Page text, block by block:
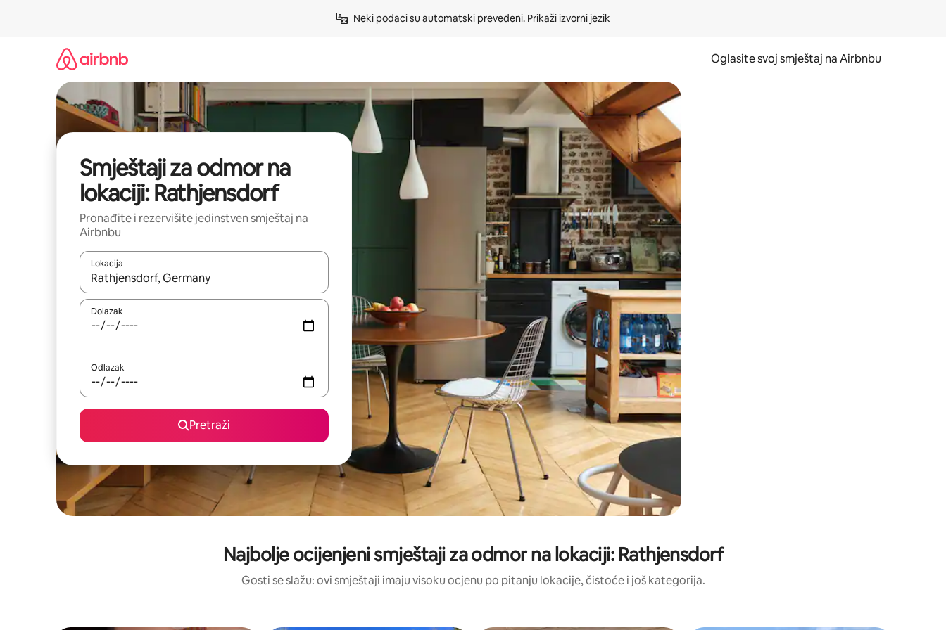
Neki podaci su automatski prevedeni. Prikaži izvorni jezik
Oglasite svoj smještaj na Airbnbu
Smještaji za odmor na
lokaciji: Rathjensdorf
Pronađite i rezervišite jedinstven smještaj na
Airbnbu
Lokacija
Kad rezultati budu dostupni, krećite se gore i dolje pomoću strelica ili ih pregledajte dodirom ili povlačenjem prsta.
Dolazak
Odlazak
Pretraži
Najbolje ocijenjeni smještaji za odmor na lokaciji: Rathjensdorf
Gosti se slažu: ovi smještaji imaju visoku ocjenu po pitanju lokacije, čistoće i još kategorija.